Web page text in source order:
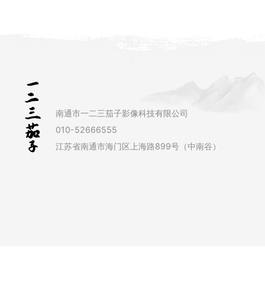
南通市一二三茄子影像科技有限公司
010-52666555
江苏省南通市海门区上海路899号（中南谷）